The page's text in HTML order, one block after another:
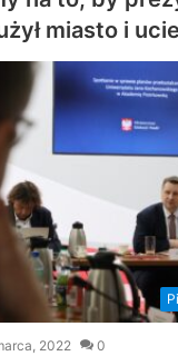
miasto i
2022 0